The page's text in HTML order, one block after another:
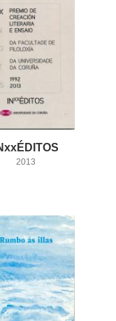
2013